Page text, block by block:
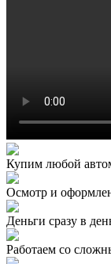
Купим любой
Осмотр и
Деньги сразу в
Работаем со